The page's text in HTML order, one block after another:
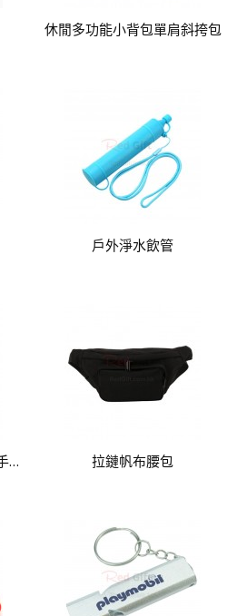
休閒多功能小背包單肩斜挎包
戶外淨水飲管
折疊充電90°轉角led磁鐵手電筒 拉鏈帆布腰包